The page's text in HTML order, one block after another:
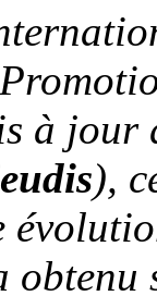
à jour
),